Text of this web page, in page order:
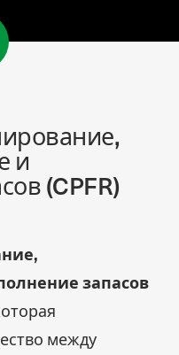
и
(CPFR)
запасов
между